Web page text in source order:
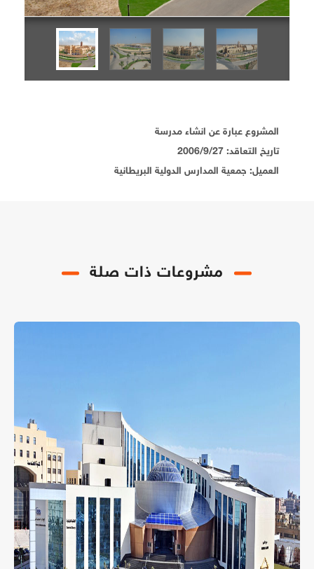
المشروع عبارة عن انشاء مدرسة
تاريخ التعاقد: 2006/9/27
العميل: جمعية المدارس الدولية البريطانية
مشروعات ذات صلة